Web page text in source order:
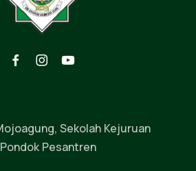
Sekolah Kejuruan
Pesantren